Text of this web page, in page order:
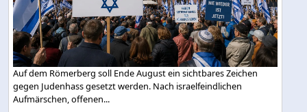
Auf dem Römerberg soll Ende August ein sichtbares Zeichen
gegen Judenhass gesetzt werden. Nach israelfeindlichen
Aufmärschen, offenen...